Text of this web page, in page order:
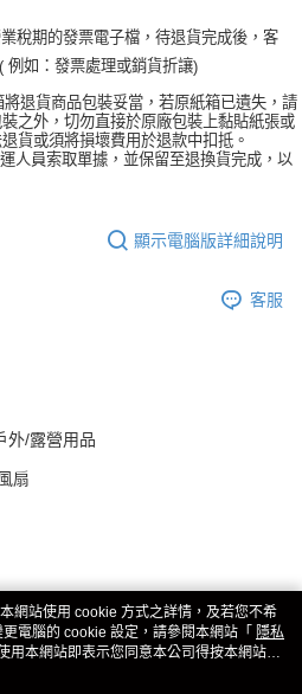
稅期的發票電子檔，待退貨完成後，客
( 例如：發票處理或銷貨折讓)
退貨商品包裝妥當，若原紙箱已遺失，請
之外，切勿直接於原廠包裝上黏貼紙張或
貨或須將損壞費用於退款中扣抵。
人員索取單據，並保留至退換貨完成，以
顯示電腦版詳細說明
客服
外/露營用品
扇
網站使用 cookie 方式之詳情，及若您不希
電腦的 cookie 設定，請參閱本網站「 隱私
用本網站即表示您同意本公司得按本網站使